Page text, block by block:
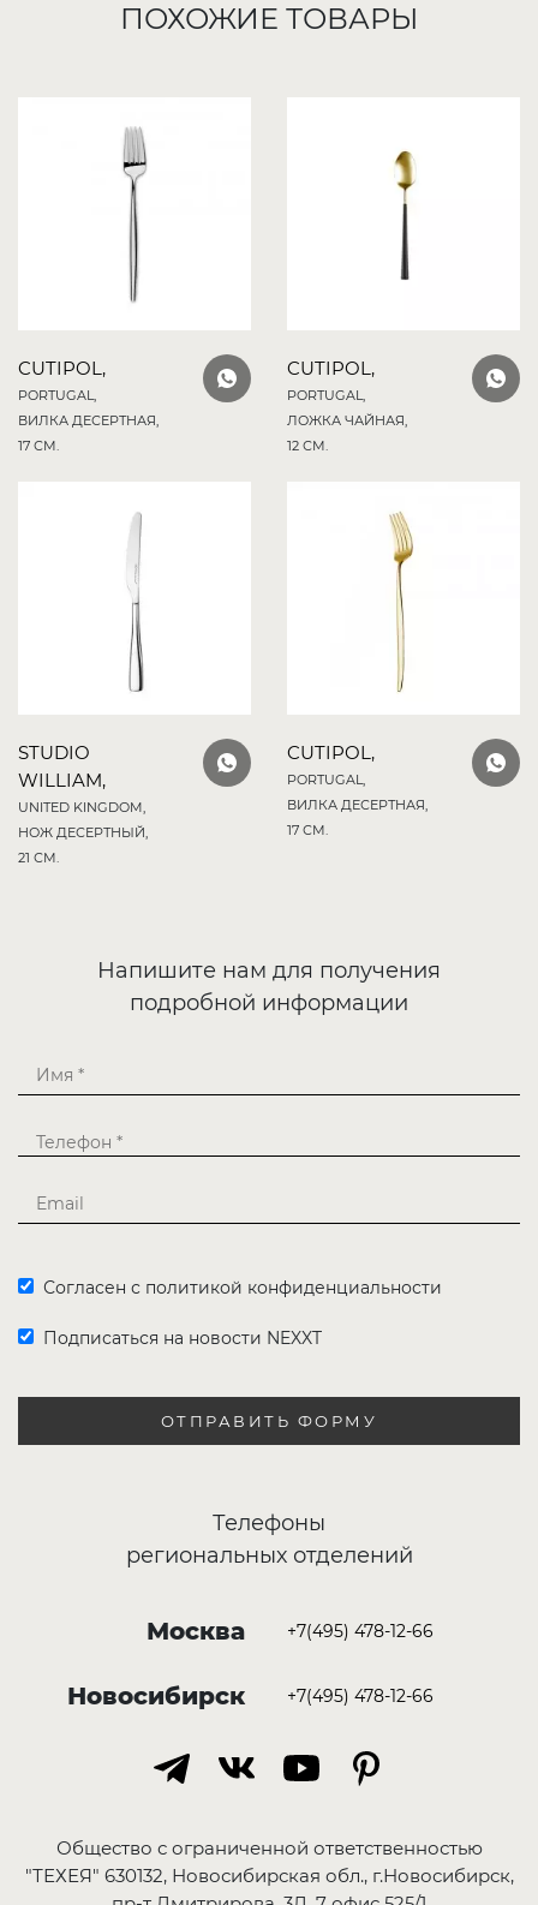
ПОХОЖИЕ ТОВАРЫ
CUTIPOL,
PORTUGAL,
ВИЛКА ДЕСЕРТНАЯ,
17 СМ.
CUTIPOL,
PORTUGAL,
ЛОЖКА ЧАЙНАЯ,
12 СМ.
STUDIO
WILLIAM,
UNITED KINGDOM,
НОЖ ДЕСЕРТНЫЙ,
21 СМ.
CUTIPOL,
PORTUGAL,
ВИЛКА ДЕСЕРТНАЯ,
17 СМ.
Напишите нам для получения
подробной информации
Согласен с политикой конфиденциальности
Подписаться на новости NEXXT
ОТПРАВИТЬ ФОРМУ
Телефоны
региональных отделений
Москва +7(495) 478-12-66
Новосибирск +7(495) 478-12-66
Общество с ограниченной ответственностью
"ТЕХЕЯ" 630132, Новосибирская обл., г.Новосибирск,